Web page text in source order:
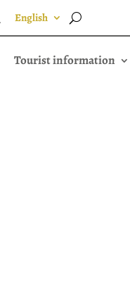
English
Tourist information